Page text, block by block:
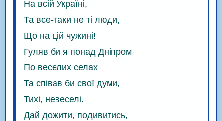
На всій Україні,
Та все-таки не ті люди,
Що на цій чужині!
Гуляв би я понад Дніпром
По веселих селах
Та співав би свої думи,
Тихі, невеселі.
Дай дожити, подивитись,